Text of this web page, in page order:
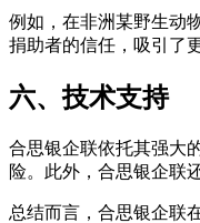
例如，在非洲某野生动
捐助者的信任，吸引了
六、技术支持
合思银企联依托其强大
险。此外，合思银企联
总结而言，合思银企联